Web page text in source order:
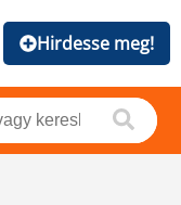
Hirdesse meg!